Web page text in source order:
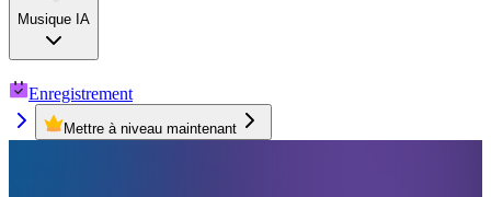
Musique IA
Enregistrement
Mettre à niveau maintenant